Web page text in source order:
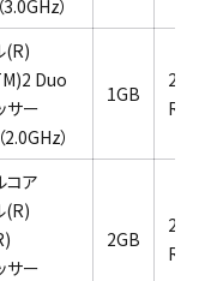
）
(R)
Duo
サー
）
1GB
コア
(R)
サー
2GB